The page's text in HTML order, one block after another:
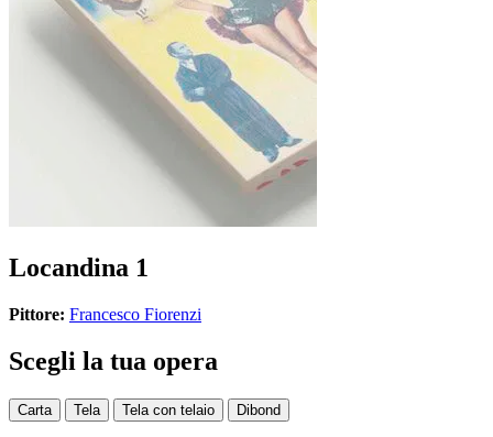
Locandina 1
Pittore: Francesco Fiorenzi
Scegli la tua opera
Carta Tela Tela con telaio Dibond